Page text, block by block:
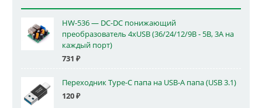
HW-536 — DC-DC понижающий
преобразователь 4xUSB (36/24/12/9В - 5В, 3А на
каждый порт)
731 ₽
Переходник Type-C папа на USB-A папа (USB 3.1)
120₽